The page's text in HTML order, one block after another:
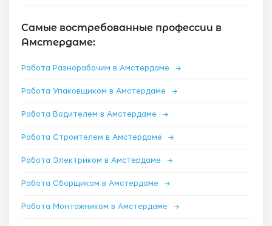
Самые востребованные профессии в
Амстердаме:
Работа Разнорабочим в Амстердаме →
Работа Упаковщиком в Амстердаме →
Работа Водителем в Амстердаме →
Работа Строителем в Амстердаме →
Работа Электриком в Амстердаме →
Работа Сборщиком в Амстердаме →
Работа Монтажником в Амстердаме →